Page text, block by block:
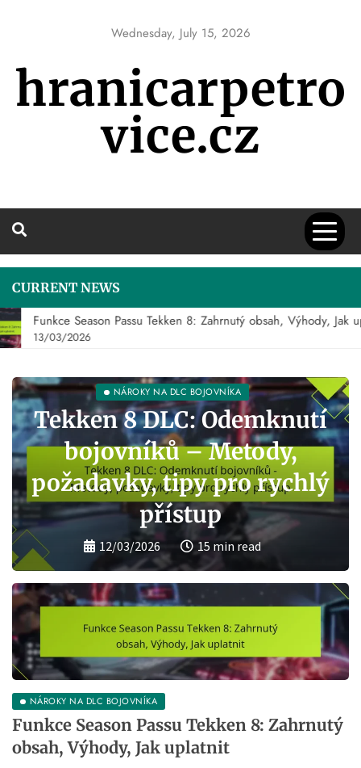
Wednesday, July 15, 2026
hranicarpetro
vice.cz
CURRENT NEWS
Funkce Season Passu Tekken 8: Zahrnutý obsah, Výhody, Jak
13/03/2026
NÁROKY NA DLC BOJOVNÍKA
Tekken 8 DLC: Odemknutí
bojovníků – Metody,
požadavky, tipy pro rychlý
přístup
12/03/2026 15 min read
NÁROKY NA DLC BOJOVNÍKA
Funkce Season Passu Tekken 8: Zahrnutý
obsah, Výhody, Jak uplatnit